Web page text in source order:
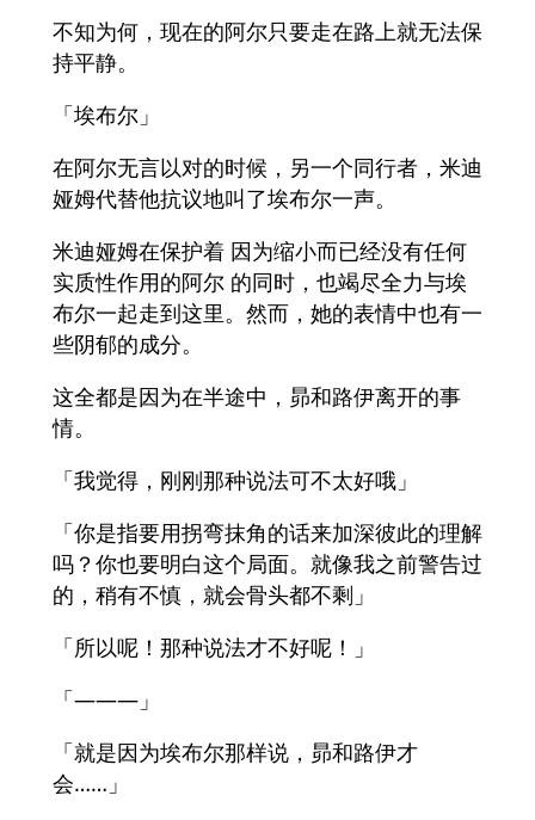
不知为何，现在的阿尔只要走在路上就无法保
持平静。
「埃布尔」
在阿尔无言以对的时候，另一个同行者，米迪
娅姆代替他抗议地叫了埃布尔一声。
米迪娅姆在保护着 因为缩小而已经没有任何
实质性作用的阿尔 的同时，也竭尽全力与埃
布尔一起走到这里。然而，她的表情中也有一
些阴郁的成分。
这全都是因为在半途中，昴和路伊离开的事
情。
「我觉得，刚刚那种说法可不太好哦」
「你是指要用拐弯抹角的话来加深彼此的理解
吗？你也要明白这个局面。就像我之前警告过
的，稍有不慎，就会骨头都不剩」
「所以呢！那种说法才不好呢！」
「———」
「就是因为埃布尔那样说，昴和路伊才
会……」